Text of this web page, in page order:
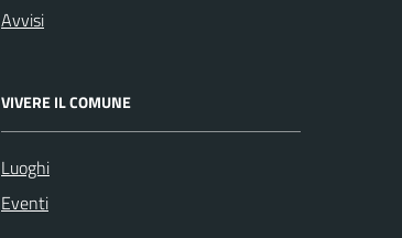
Avvisi
VIVERE IL COMUNE
Luoghi
Eventi